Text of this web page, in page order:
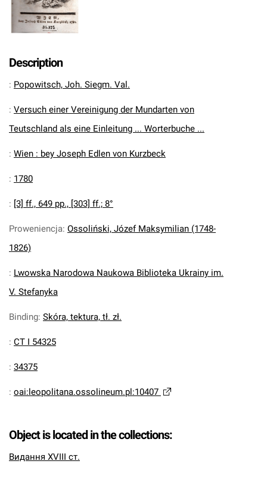
Description
: Popowitsch, Joh. Siegm. Val.
: Versuch einer Vereinigung der Mundarten von
Teutschland als eine Einleitung ... Worterbuche ...
: Wien : bey Joseph Edlen von Kurzbeck
: 1780
: [3] ff., 649 pp., [303] ff.; 8°
Proweniencja: Ossoliński, Józef Maksymilian (1748-
1826)
: Lwowska Narodowa Naukowa Biblioteka Ukrainy im.
V. Stefanyka
Binding: Skóra, tektura, tł. zł.
: CT I 54325
: 34375
: oai:leopolitana.ossolineum.pl:10407
Object is located in the collections:
Видання XVIII ст.